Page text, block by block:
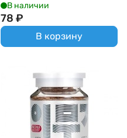
В наличии
78 ₽
В корзину